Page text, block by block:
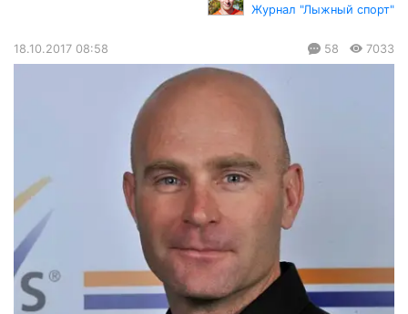
Журнал "Лыжный спорт"
18.10.2017 08:58 58 7033